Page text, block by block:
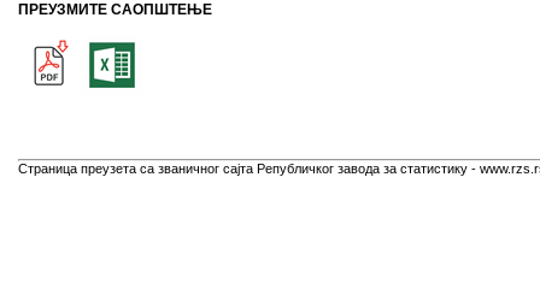
ПРЕУЗМИТЕ САОПШТЕЊЕ
Страница преузета са званичног сајта Републичког завода за статистику -